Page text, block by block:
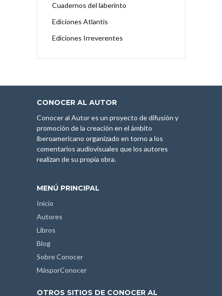
Cuadernos del laberinto
Ediciones Atlantis
Ediciones Irreverentes
CONOCER AL AUTOR
Conocer al Autor es un proyecto de difusión y
promoción de la creación en el ámbito
iberoamericano organizado en torno a los
comentarios audiovisuales que los autores
realizan de su propia obra.
MENÚ PRINCIPAL
Inicio
Autores
Libros
Blog
Sobre Conocer
MásporConocer
OTROS SITIOS DE CONOCER AL